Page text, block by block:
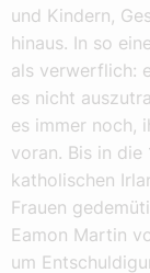
und Kindern,
hinaus. In so
als verwerflich:
es nicht
es immer noch,
voran. Bis in
katholischen
Frauen
Eamon Martin
um